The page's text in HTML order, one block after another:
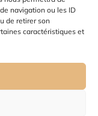
navigation ou les ID
de retirer son
caractéristiques et